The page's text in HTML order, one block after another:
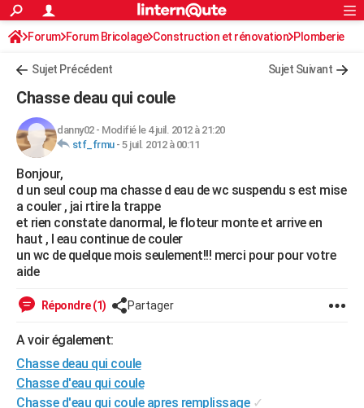
ACTUALITÉS
Politique
Société
Faits Divers
Education
Monde
Villes
+
FINANCE
Retraite
Impôts
Epargne
Immobilier
Risques naturels par ville
Banque
Assurance
Crédit
AUTO
Essais
Réserver un essai
Citadines
Berlines
SUV
Forum auto
+HIGH-TECH
Mobiles
Meilleur smartphone
Internet
Ordinateurs
Jeux vidéo
Guide high-tech
+BRICOLAGE
Forum
Aménagement intérieur
Extérieur
Cuisine
Salle de bains
Jardinage
Rangement
WEEK-END
Art de vivre
Bien-être
Loisirs
Mode
Modes de vie
Alimentation
Guide de la santé
Maladies
Médicaments
Sommeil
Destinations
City break
Voyage nature
Voyage de noces
Forum
Climat
+PHOTO
Rechercher
S'inscrire
Connexion
Forum Forum Bricolage Construction et rénovation Plomberie
Sujet Précédent Sujet Suivant
Chasse deau qui coule
danny02- Modifié le 4 juil. 2012 à 21:20
stf_frmu- 5 juil. 2012 à 00:11
Bonjour,
d un seul coup ma chasse d eau de wc suspendu s est mise
a couler , jai rtire la trappe
et rien constate danormal, le floteur monte et arrive en
haut , l eau continue de couler
un wc de quelque mois seulement!!! merci pour pour votre
aide
Répondre (1) Partager
A voir également:
Chasse deau qui coule
Chasse d'eau qui coule
Chasse d'eau qui coule apres remplissage ✓